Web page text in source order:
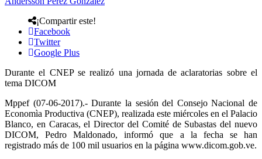
¡Compartir este!
Facebook
Twitter
Google Plus
Durante el CNEP se realizó una jornada de aclaratorias sobre el
tema DICOM
Mppef (07-06-2017).- Durante la sesión del Consejo Nacional de
Economìa Productiva (CNEP), realizada este miércoles en el Palacio
Blanco, en Caracas, el Director del Comité de Subastas del nuevo
DICOM, Pedro Maldonado, informó que a la fecha se han
registrado más de 100 mil usuarios en la página www.dicom.gob.ve.